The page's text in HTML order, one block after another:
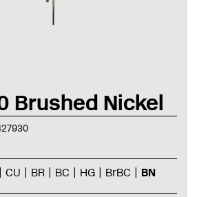
Brushed Nickel
CU BR BC HG BrBC BN